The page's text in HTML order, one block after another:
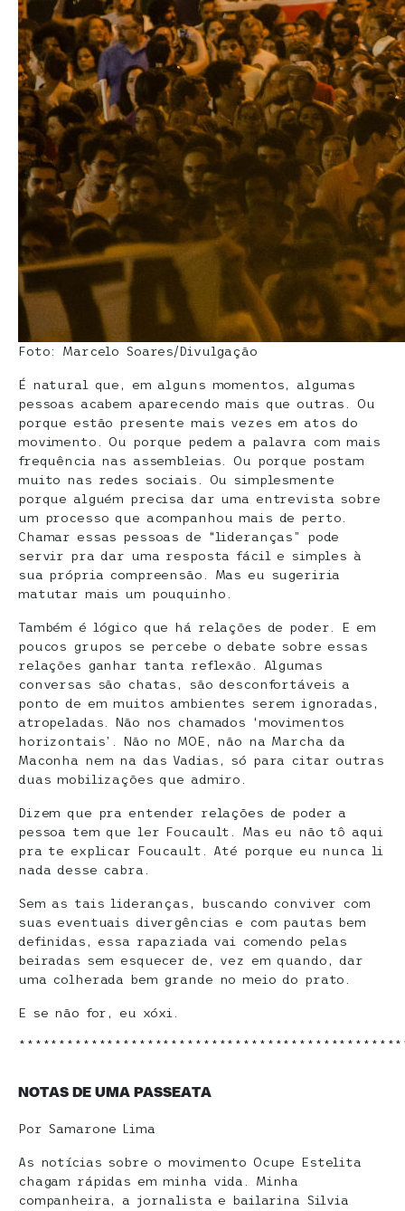
Foto: Marcelo Soares/Divulgação
É natural que, em alguns momentos, algumas
pessoas acabem aparecendo mais que outras. Ou
porque estão presente mais vezes em atos do
movimento. Ou porque pedem a palavra com mais
frequência nas assembleias. Ou porque postam
muito nas redes sociais. Ou simplesmente
porque alguém precisa dar uma entrevista sobre
um processo que acompanhou mais de perto.
Chamar essas pessoas de “lideranças” pode
servir pra dar uma resposta fácil e simples à
sua própria compreensão. Mas eu sugeriria
matutar mais um pouquinho.
Também é lógico que há relações de poder. E em
poucos grupos se percebe o debate sobre essas
relações ganhar tanta reflexão. Algumas
conversas são chatas, são desconfortáveis a
ponto de em muitos ambientes serem ignoradas,
atropeladas. Não nos chamados ‘movimentos
horizontais’. Não no MOE, não na Marcha da
Maconha nem na das Vadias, só para citar outras
duas mobilizações que admiro.
Dizem que pra entender relações de poder a
pessoa tem que ler Foucault. Mas eu não tô aqui
pra te explicar Foucault. Até porque eu nunca li
nada desse cabra.
Sem as tais lideranças, buscando conviver com
suas eventuais divergências e com pautas bem
definidas, essa rapaziada vai comendo pelas
beiradas sem esquecer de, vez em quando, dar
uma colherada bem grande no meio do prato.
E se não for, eu xóxi.
NOTAS DE UMA PASSEATA
Por Samarone Lima
As notícias sobre o movimento Ocupe Estelita
chagam rápidas em minha vida. Minha
companheira, a jornalista e bailarina Silvia